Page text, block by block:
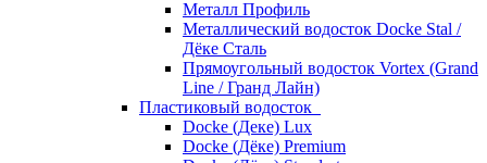
Металл Профиль
Металлический водосток Docke Stal /
Дёке Сталь
Прямоугольный водосток Vortex (Grand
Line / Гранд Лайн)
Пластиковый водосток
Docke (Деке) Lux
Docke (Дёке) Premium